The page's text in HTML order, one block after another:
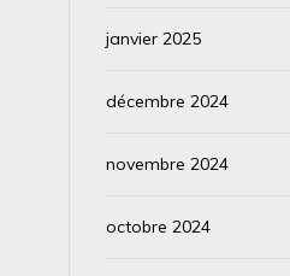
janvier 2025
décembre 2024
novembre 2024
octobre 2024